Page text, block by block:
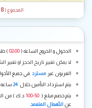
المجموع (8
الدخول و الخروج الساعة (02:00
)
لا يمكن تغيير تاريخ الحجز او تغيير
العربون غير مسترد في جميع
يتم استرداد التأمين خلال 24
ساعه
يتم خصم مبلغ ( 50-100
د.ك ) من
عن الأهمال المتعمد